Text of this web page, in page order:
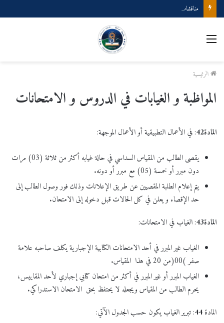
مناقشات مشاريع نهاية طور اليسانس GM GP
القائمة
الرئيسية
المواظبة و الغيابات في الدروس و الامتحانات
المادة42: في الأعمال التطبيقية أو الأعمال الموجهة:
يقصى الطالب من المقياس السداسي في حالة غيابه أكثر من ثلاثة (03) مرات
دون مبرر أو خمسة (05) مع مبرر أو دونه.
يتم إعلام الطلبة المقصيين عن طريق الإعلانات وذلك فور وصول الطالب إلى
حد الإقصاء و يعلن في كل الحالات قبل دخوله إلى الامتحان.
المادة43: الغياب في الامتحانات:
الغياب غير المبرر في أحد الامتحانات الكتابية الإجبارية يكلف صاحبه علامة
صفر )00(من 20 في هذا المقياس.
الغياب المبرر أو غير المبرر في أكثر من امتحان كتابي إجباري لأحد المقاييس،
يحرم الطالب من المقياس ويجعله لا يحتفظ بحق الامتحان الاستدراكي.
المادة44: تبرير الغياب يكون حسب الجدول الآتي: